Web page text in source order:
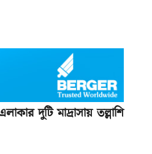
দুটি মাদ্রাসায় তল্লাশি